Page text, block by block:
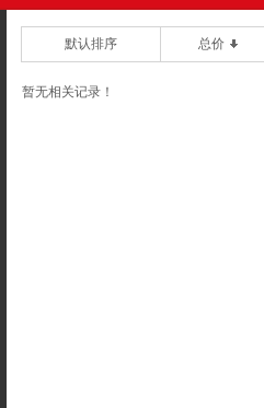
默认排序 总价
暂无相关记录！